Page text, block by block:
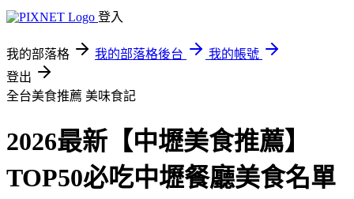
登入
我的部落格 我的部落格後台
我的帳號
登出
全台美食推薦 美味食記
2026最新【中壢美食推薦】
TOP50必吃中壢餐廳美食名單